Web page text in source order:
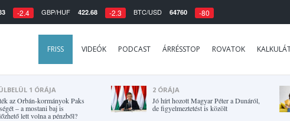
-2.4 GBP/HUF 422.68 -2.3 BTC/USD 64760 -80
FRISS VIDEÓK PODCAST ÁRRÉSSTOP ROVATOK
1 ÓRÁJA
az Orbán-kormányok Paks
– a mostani baj is
lett volna a pénzből?
2 ÓRÁJA
Jó hírt hozott Magyar Péter a Dunáról,
de figyelmeztetést is közölt